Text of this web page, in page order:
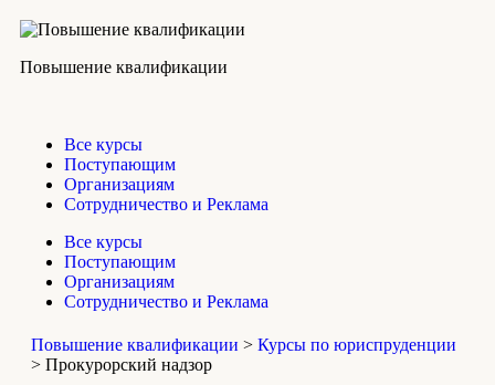
Повышение квалификации
Все курсы
Поступающим
Организациям
Сотрудничество и Реклама
Все курсы
Поступающим
Организациям
Сотрудничество и Реклама
Повышение квалификации > Курсы по юриспруденции
> Прокурорский надзор